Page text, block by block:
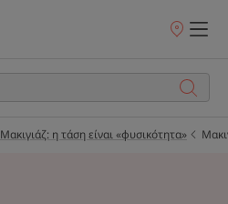
Σημεία
Μακιγιάζ: η τάση είναι «φυσικότητα»